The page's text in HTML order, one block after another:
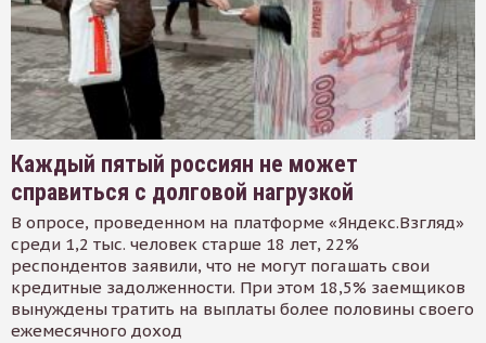
Каждый пятый россиян не может
справиться с долговой нагрузкой
В опросе, проведенном на платформе «Яндекс.Взгляд»
среди 1,2 тыс. человек старше 18 лет, 22%
респондентов заявили, что не могут погашать свои
кредитные задолженности. При этом 18,5% заемщиков
вынуждены тратить на выплаты более половины своего
ежемесячного доход